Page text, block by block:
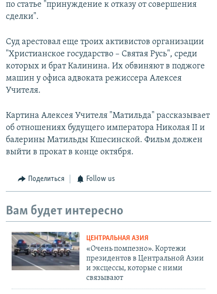
по статье "принуждение к отказу от совершения
сделки".
Суд арестовал еще троих активистов организации
"Христианское государство – Святая Русь", среди
которых и брат Калинина. Их обвиняют в поджоге
машин у офиса адвоката режиссера Алексея
Учителя.
Картина Алексея Учителя "Матильда" рассказывает
об отношениях будущего императора Николая II и
балерины Матильды Кшесинской. Фильм должен
выйти в прокат в конце октября.
Поделиться Follow us
Вам будет интересно
ЦЕНТРАЛЬНАЯ АЗИЯ
«Очень помпезно». Кортежи
президентов в Центральной Азии
и эксцессы, которые с ними
связывают